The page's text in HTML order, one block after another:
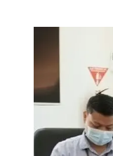
menghitung